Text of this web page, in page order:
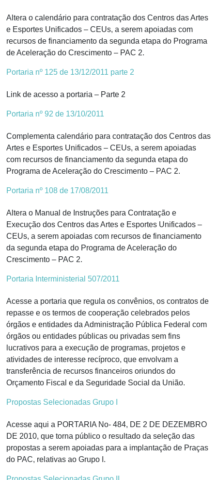
Altera o calendário para contratação dos Centros das Artes
e Esportes Unificados – CEUs, a serem apoiadas com
recursos de financiamento da segunda etapa do Programa
de Aceleração do Crescimento – PAC 2.
Portaria nº 125 de 13/12/2011 parte 2
Link de acesso a portaria – Parte 2
Portaria nº 92 de 13/10/2011
Complementa calendário para contratação dos Centros das
Artes e Esportes Unificados – CEUs, a serem apoiadas
com recursos de financiamento da segunda etapa do
Programa de Aceleração do Crescimento – PAC 2.
Portaria nº 108 de 17/08/2011
Altera o Manual de Instruções para Contratação e
Execução dos Centros das Artes e Esportes Unificados –
CEUs, a serem apoiadas com recursos de financiamento
da segunda etapa do Programa de Aceleração do
Crescimento – PAC 2.
Portaria Interministerial 507/2011
Acesse a portaria que regula os convênios, os contratos de
repasse e os termos de cooperação celebrados pelos
órgãos e entidades da Administração Pública Federal com
órgãos ou entidades públicas ou privadas sem fins
lucrativos para a execução de programas, projetos e
atividades de interesse recíproco, que envolvam a
transferência de recursos financeiros oriundos do
Orçamento Fiscal e da Seguridade Social da União.
Propostas Selecionadas Grupo I
Acesse aqui a PORTARIA No- 484, DE 2 DE DEZEMBRO
DE 2010, que torna público o resultado da seleção das
propostas a serem apoiadas para a implantação de Praças
do PAC, relativas ao Grupo I.